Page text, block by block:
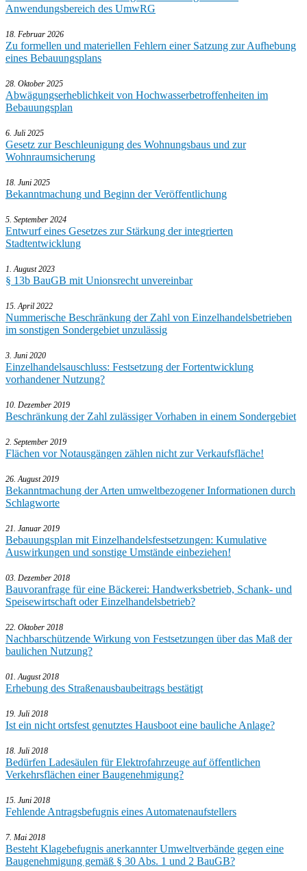
Anwendungsbereich des UmwRG
18. Februar 2026
Zu formellen und materiellen Fehlern einer Satzung zur Aufhebung
eines Bebauungsplans
28. Oktober 2025
Abwägungserheblichkeit von Hochwasserbetroffenheiten im
Bebauungsplan
6. Juli 2025
Gesetz zur Beschleunigung des Wohnungsbaus und zur
Wohnraumsicherung
18. Juni 2025
Bekanntmachung und Beginn der Veröffentlichung
5. September 2024
Entwurf eines Gesetzes zur Stärkung der integrierten
Stadtentwicklung
1. August 2023
§ 13b BauGB mit Unionsrecht unvereinbar
15. April 2022
Nummerische Beschränkung der Zahl von Einzelhandelsbetrieben
im sonstigen Sondergebiet unzulässig
3. Juni 2020
Einzelhandelsauschluss: Festsetzung der Fortentwicklung
vorhandener Nutzung?
10. Dezember 2019
Beschränkung der Zahl zulässiger Vorhaben in einem Sondergebiet
2. September 2019
Flächen vor Notausgängen zählen nicht zur Verkaufsfläche!
26. August 2019
Bekanntmachung der Arten umweltbezogener Informationen durch
Schlagworte
21. Januar 2019
Bebauungsplan mit Einzelhandelsfestsetzungen: Kumulative
Auswirkungen und sonstige Umstände einbeziehen!
03. Dezember 2018
Bauvoranfrage für eine Bäckerei: Handwerksbetrieb, Schank- und
Speisewirtschaft oder Einzelhandelsbetrieb?
22. Oktober 2018
Nachbarschützende Wirkung von Festsetzungen über das Maß der
baulichen Nutzung?
01. August 2018
Erhebung des Straßenausbaubeitrags bestätigt
19. Juli 2018
Ist ein nicht ortsfest genutztes Hausboot eine bauliche Anlage?
18. Juli 2018
Bedürfen Ladesäulen für Elektrofahrzeuge auf öffentlichen
Verkehrsflächen einer Baugenehmigung?
15. Juni 2018
Fehlende Antragsbefugnis eines Automatenaufstellers
7. Mai 2018
Besteht Klagebefugnis anerkannter Umweltverbände gegen eine
Baugenehmigung gemäß § 30 Abs. 1 und 2 BauGB?